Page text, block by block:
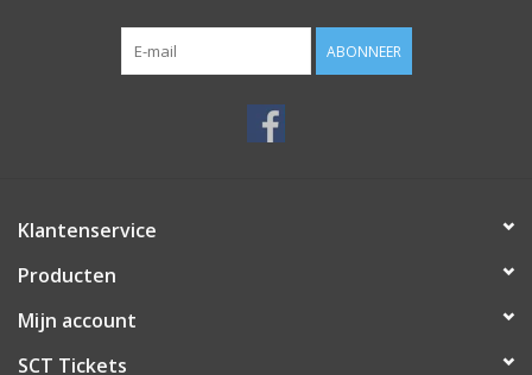
ABONNEER
Klantenservice
Producten
Mijn account
SCT Tickets